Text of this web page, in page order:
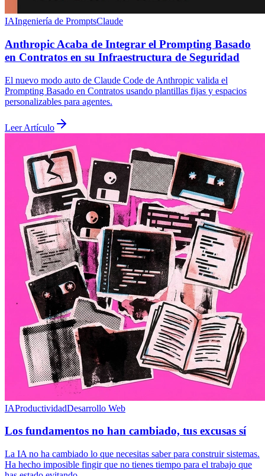
IAIngeniería de PromptsClaude
Anthropic Acaba de Integrar el Prompting Basado
en Contratos en su Infraestructura de Seguridad
El nuevo modo auto de Claude Code de Anthropic valida el
Prompting Basado en Contratos usando plantillas fijas y espacios
personalizables para agentes.
Leer Artículo
IAProductividadDesarrollo Web
Los fundamentos no han cambiado, tus excusas sí
La IA no ha cambiado lo que necesitas saber para construir sistemas.
Ha hecho imposible fingir que no tienes tiempo para el trabajo que